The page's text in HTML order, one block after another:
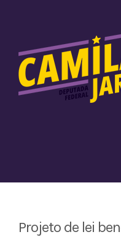
conteúdo
Projeto de lei